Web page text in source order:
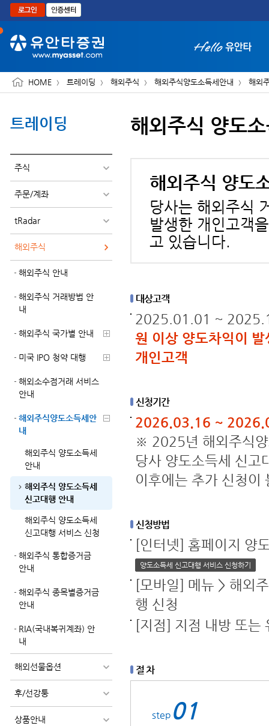
본문으로 바로가기
HOME 트레이딩 해외주식 해외주식양도소득세안내 해외
트레이딩
주식
주문/계좌
tRadar
해외주식
해외주식 안내
해외주식 거래방법 안
내
해외주식 국가별 안내
미국 IPO 청약 대행
해외소수점거래 서비스
안내
해외주식양도소득세안
내
해외주식 양도소득세
안내
해외주식 양도소득세
신고대행 안내
해외주식 양도소득세
신고대행 서비스 신청
해외주식 통합증거금
안내
해외주식 종목별증거금
안내
RIA(국내복귀계좌) 안
내
해외선물옵션
후/선강퉁
상품안내
해외주식 양도
해외주식 양도
당사는 해외주식
발생한 개인고객
고 있습니다.
대상고객
2025.01.01 ~
원 이상 양도차익이
개인고객
신청기간
2026.03.16 ~
※ 2025년 해외주식
당사 양도소득세 신고
이후에는 추가 신청이
신청방법
[인터넷] 홈페이지 양
양도소득세 신고대행 서비스 신청하기
[모바일] 메뉴 > 해외
행 신청
[지점] 지점 내방 또는
절 차
step 01